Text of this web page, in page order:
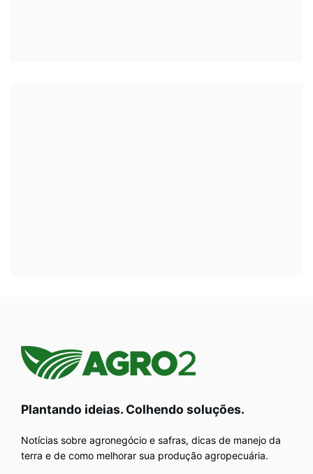
Plantando ideias. Colhendo soluções.
Notícias sobre agronegócio e safras, dicas de manejo da
terra e de como melhorar sua produção agropecuária.